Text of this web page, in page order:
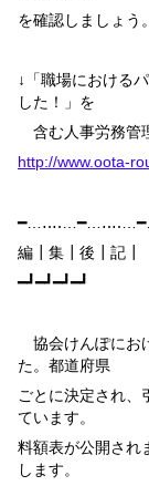
を確認しましょう。
↓「職場における
した！」を
含む人事労務管
http://www.oota-
編┃集┃後┃記┃
━┛━┛━┛━┛
協会けんぽにお
た。都道府県
ごとに決定され、
ています。
料額表が公開され
します。